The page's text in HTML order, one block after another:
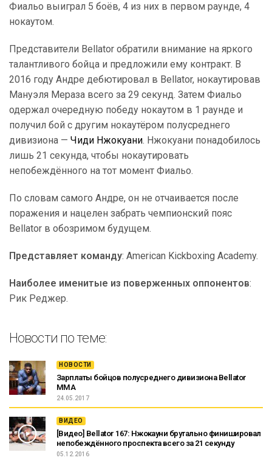
Фиальо выиграл 5 боёв, 4 из них в первом раунде, 4
нокаутом.
Представители Bellator обратили внимание на яркого
талантливого бойца и предложили ему контракт. В
2016 году Андре дебютировал в Bellator, нокаутировав
Мануэля Мераза всего за 29 секунд. Затем Фиальо
одержал очередную победу нокаутом в 1 раунде и
получил бой с другим нокаутёром полусреднего
дивизиона — Чиди Нжокуани. Нжокуани понадобилось
лишь 21 секунда, чтобы нокаутировать
непобеждённого на тот момент Фиальо.
По словам самого Андре, он не отчаивается после
поражения и нацелен забрать чемпионский пояс
Bellator в обозримом будущем.
Представляет команду: American Kickboxing Academy.
Наиболее именитые из поверженных оппонентов:
Рик Реджер.
Новости по теме:
НОВОСТИ
Зарплаты бойцов полусреднего дивизиона Bellator
MMA
24.05.2017
ВИДЕО
[Видео] Bellator 167: Нжокауни брутально финишировал
непобеждённого проспекта всего за 21 секунду
05.12.2016